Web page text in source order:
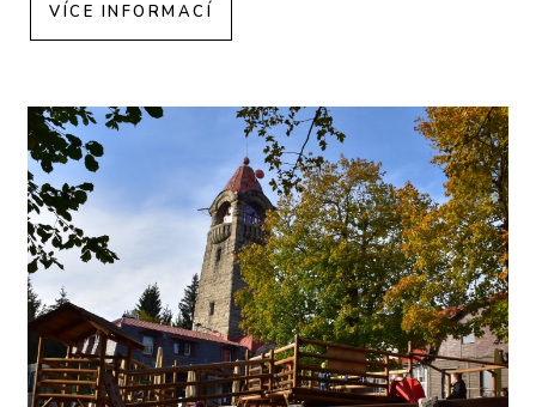
VÍCE INFORMACÍ